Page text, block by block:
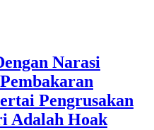
Narasi
Pengrusakan
Adalah Hoak